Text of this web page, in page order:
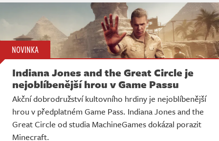
NOVINKA
Indiana Jones and the Great Circle je
nejoblíbenější hrou v Game Passu
Akční dobrodružství kultovního hrdiny je nejoblíbenější
hrou v předplatném Game Pass. Indiana Jones and the
Great Circle od studia MachineGames dokázal porazit
Minecraft.